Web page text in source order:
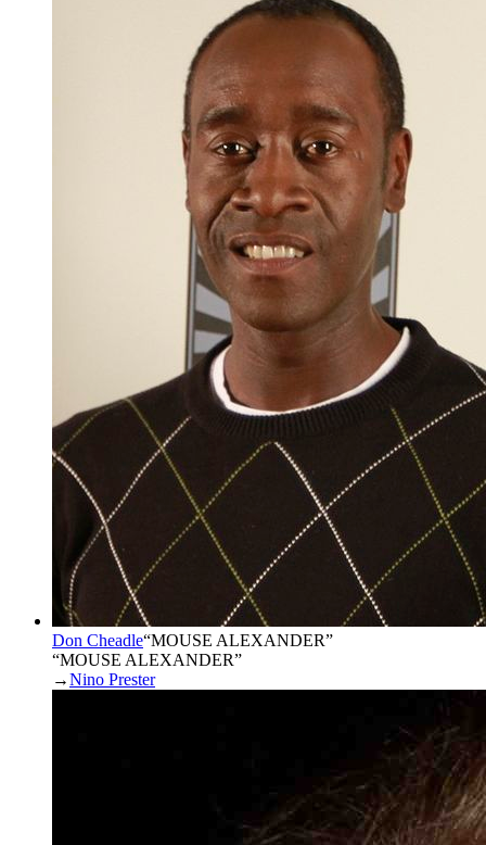
Don Cheadle“MOUSE ALEXANDER”
“MOUSE ALEXANDER”
→Nino Prester